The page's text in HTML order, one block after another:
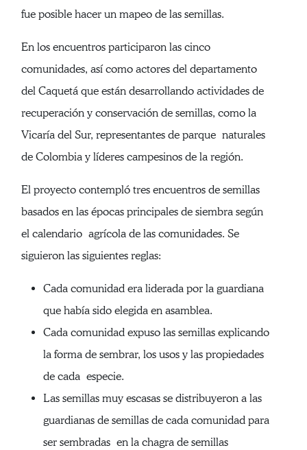
fue posible hacer un mapeo de las semillas.
En los encuentros participaron las cinco
comunidades, así como actores del departamento
del Caquetá que están desarrollando actividades de
recuperación y conservación de semillas, como la
Vicaría del Sur, representantes de parque naturales
de Colombia y líderes campesinos de la región.
El proyecto contempló tres encuentros de semillas
basados en las épocas principales de siembra según
el calendario agrícola de las comunidades. Se
siguieron las siguientes reglas:
Cada comunidad era liderada por la guardiana
que había sido elegida en asamblea.
Cada comunidad expuso las semillas explicando
la forma de sembrar, los usos y las propiedades
de cada especie.
Las semillas muy escasas se distribuyeron a las
guardianas de semillas de cada comunidad para
ser sembradas en la chagra de semillas